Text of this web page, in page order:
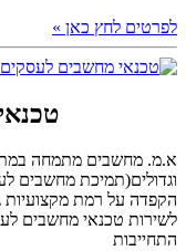
לפרטים לחץ כאן »
א.מ. מחשבים מתמחה
וגדולים(תמיכת מחשבים
הקפדה על רמת מקצועיות
לשירות טכנאי מחשבים
התחייבות